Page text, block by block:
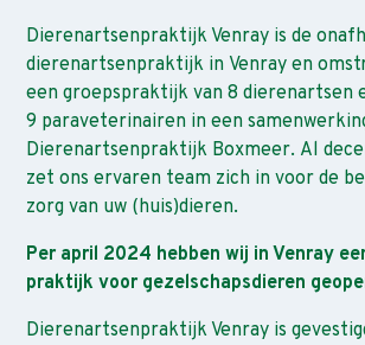
Dierenartsenpraktijk Venray is de
dierenartsenpraktijk in Venray en
een groepspraktijk van 8 dierenartsen
9 paraveterinairen in een
Dierenartsenpraktijk Boxmeer. Al
zet ons ervaren team zich in voor de
zorg van uw (huis)dieren.
Per april 2024 hebben wij in Venray
praktijk voor gezelschapsdieren
Dierenartsenpraktijk Venray is